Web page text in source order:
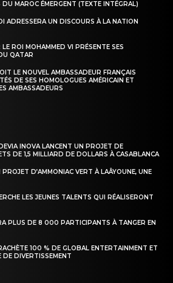
MAROC ÉMERGENT (TEXTE INTÉGRAL)
ADRESSERA UN DISCOURS À LA NATION
ROI MOHAMMED VI PRÉSENTE SES
QATAR
LE NOUVEL AMBASSADEUR FRANÇAIS
DE SES HOMOLOGUES AMÉRICAIN ET
AMBASSADEURS
INOVA LANCENT UN PROJET DE
DE 1,5 MILLIARD DE DOLLARS À CASABLANCA
D’AMMONIAC VERT À LAÂYOUNE, UNE
LES JEUNES TALENTS QUI RÉALISERONT
PLUS DE 8 000 PARTICIPANTS À TANGER EN
100 % DE GLOBAL ENTERTAINMENT ET
DIVERTISSEMENT